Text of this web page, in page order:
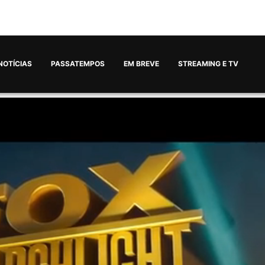
PASSATEMPOS EM BREVE STREAMING E TV